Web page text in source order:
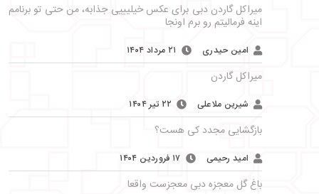
میراکل گاردن دبی برای عکس خیلیییی جذابه، من حتی تو برنامم
اینه فرمالیتم رو برم اونجا
امین حیدری ۲۱ مرداد ۱۴۰۴
میراکل گاردن
شیرین ملاعلی ۲۲ تیر ۱۴۰۴
بازگشایی مجدد کی هست؟
امید رحیمی ۱۷ فروردین ۱۴۰۴
باغ گل معجزه دبی معجزست واقعا